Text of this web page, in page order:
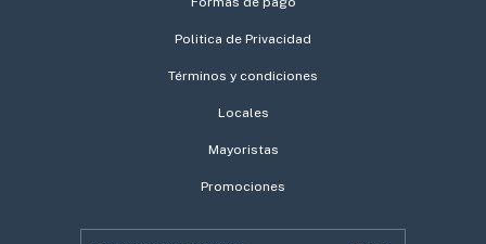
Politica de Privacidad
Términos y condiciones
Locales
Mayoristas
Promociones